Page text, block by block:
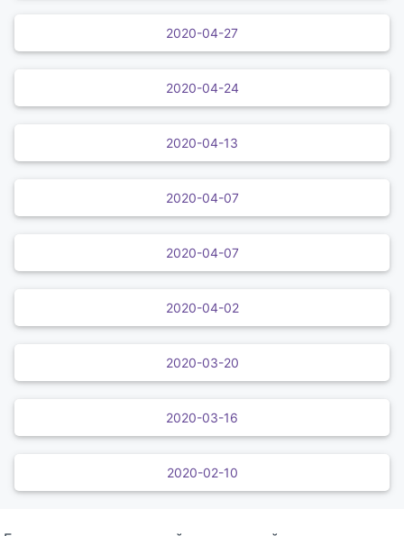
2020-04-27
2020-04-24
2020-04-13
2020-04-07
2020-04-07
2020-04-02
2020-03-20
2020-03-16
2020-02-10